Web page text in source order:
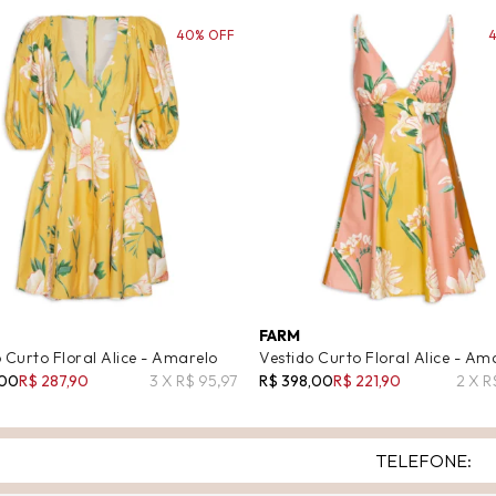
Curto Floral Alice - Amarelo
R$ 287,90 3 X R$ 95,97
40% OFF
FARM
Vestido Curto Floral Alice -
R$ 398,00R$ 221,90 2 X